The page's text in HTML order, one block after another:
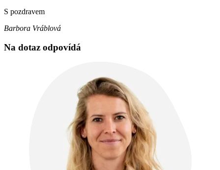
S pozdravem
Barbora Vráblová
Na dotaz odpovídá